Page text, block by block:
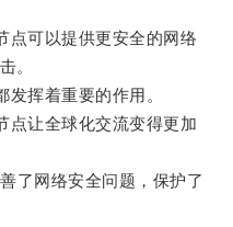
可以提供更安全的网络
。
挥着重要的作用。
让全球化交流变得更加
网络安全问题，保护了